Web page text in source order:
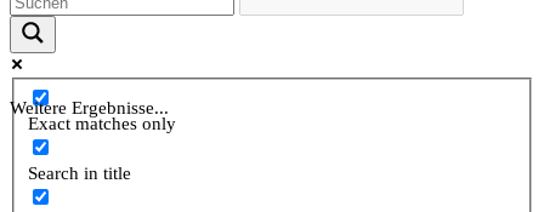
Weitere Ergebnisse...
Exact matches only
Search in title